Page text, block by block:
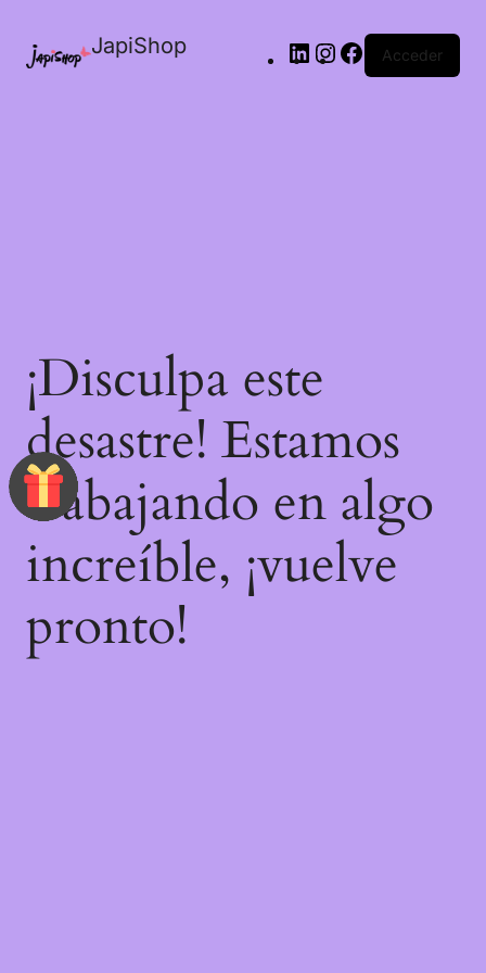
JapiShop Acceder
¡Disculpa este
desastre! Estamos
trabajando en algo
increíble, ¡vuelve
pronto!